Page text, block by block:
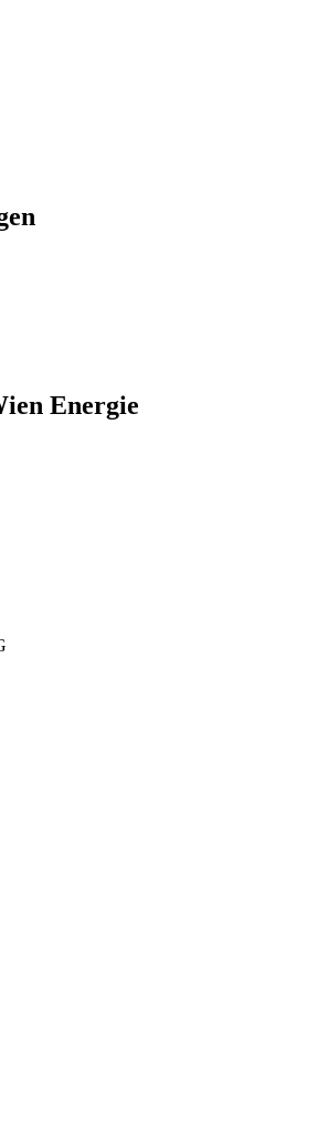
Energie